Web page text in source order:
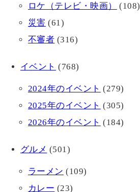
ロケ（テレビ・映画）
(108)
災害 (61)
不審者 (316)
イベント (768)
2024年のイベント (279)
2025年のイベント (305)
2026年のイベント (184)
グルメ (501)
ラーメン (109)
カレー (23)